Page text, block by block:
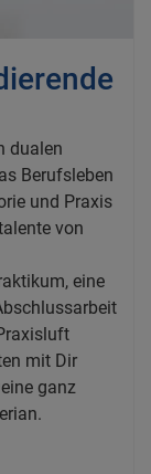
dualen
Berufsleben
und Praxis
von
eine
mit Dir
ganz